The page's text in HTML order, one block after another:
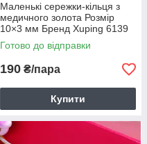
Маленькі сережки-кільця з
медичного золота Розмір
10×3 мм Бренд Xuping 6139
Готово до відправки
190 ₴/пара
Купити